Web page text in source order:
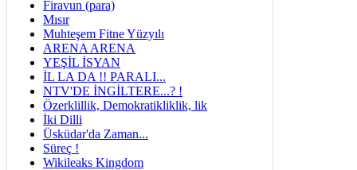
Firavun (para)
Mısır
Muhteşem Fitne Yüzyılı
ARENA ARENA
YEŞİL İSYAN
İL LA DA !! PARALI...
NTV'DE İNGİLTERE...? !
Özerklillik, Demokratikliklik, lik
İki Dilli
Üsküdar'da Zaman...
Süreç !
Wikileaks Kingdom